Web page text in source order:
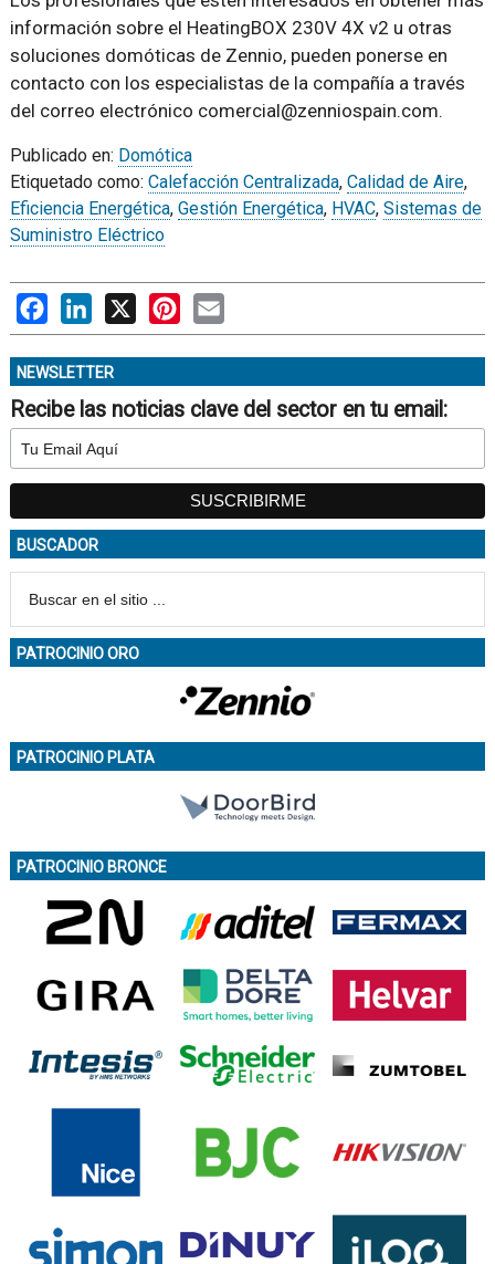
información sobre el HeatingBOX 230V 4X v2 u otras
soluciones domóticas de Zennio, pueden ponerse en
contacto con los especialistas de la compañía a través
del correo electrónico comercial@zenniospain.com.
Publicado en: Domótica
Etiquetado como: Calefacción Centralizada, Calidad de Aire,
Eficiencia Energética, Gestión Energética, HVAC, Sistemas de
Suministro Eléctrico
FacebookLinkedIn Pinterest
NEWSLETTER
Recibe las noticias clave del sector en tu email:
BUSCADOR
PATROCINIO ORO
PATROCINIO PLATA
PATROCINIO BRONCE